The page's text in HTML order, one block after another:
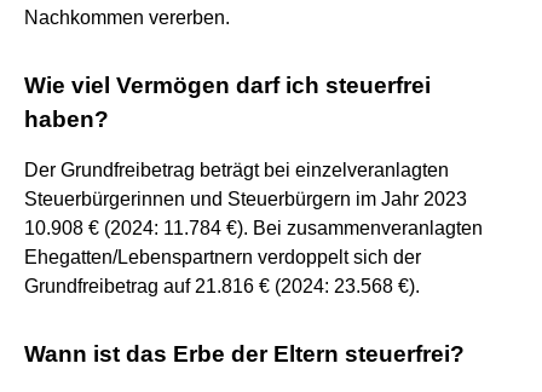
Nachkommen vererben.
Wie viel Vermögen darf ich steuerfrei
haben?
Der Grundfreibetrag beträgt bei einzelveranlagten
Steuerbürgerinnen und Steuerbürgern im Jahr 2023
10.908 € (2024: 11.784 €). Bei zusammenveranlagten
Ehegatten/Lebenspartnern verdoppelt sich der
Grundfreibetrag auf 21.816 € (2024: 23.568 €).
Wann ist das Erbe der Eltern steuerfrei?